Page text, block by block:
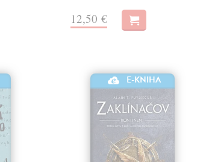
12,50 €
E-KNIHA